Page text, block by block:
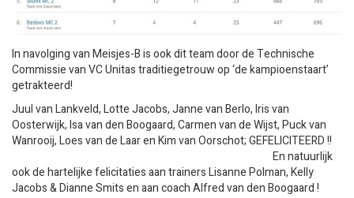
In navolging van Meisjes-B is ook dit team door de Technische
Commissie van VC Unitas traditiegetrouw op ‘de kampioenstaart’
getrakteerd!
Juul van Lankveld, Lotte Jacobs, Janne van Berlo, Iris van
Oosterwijk, Isa van den Boogaard, Carmen van de Wijst, Puck van
Wanrooij, Loes van de Laar en Kim van Oorschot; GEFELICITEERD !!
En natuurlijk
ook de hartelijke felicitaties aan trainers Lisanne Polman, Kelly
Jacobs & Dianne Smits en aan coach Alfred van den Boogaard !